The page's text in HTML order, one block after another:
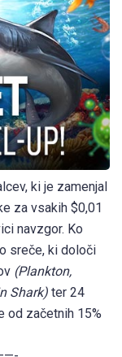
ki je zamenjal
za vsakih $0,01
navzgor. Ko
sreče, ki določi
(Plankton,
Shark) ter 24
od začetnih 15%